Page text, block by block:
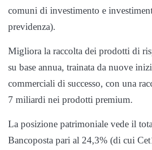
comuni di investimento e
previdenza).
Migliora la raccolta dei prodotti di
su base annua, trainata da nuove
commerciali di successo, con una
7 miliardi nei prodotti premium.
La posizione patrimoniale vede il
Bancoposta pari al 24,3% (di cui